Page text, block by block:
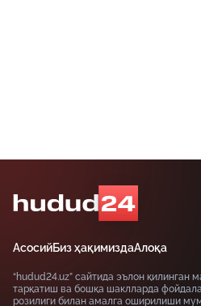
АсосийБиз ҳақимиздаАлоқа
“hudud24.uz” сайтида эълон қилинган
тарқатиш ва бошқа шаклларда
розилиги билан амалга оширилиши